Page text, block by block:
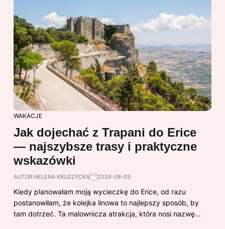
WAKACJE
Jak dojechać z Trapani do Erice
— najszybsze trasy i praktyczne
wskazówki
AUTOR:HELENA KRUSZYCKA 2026-08-03
Kiedy planowałam moją wycieczkę do Erice, od razu
postanowiłam, że kolejka linowa to najlepszy sposób, by
tam dotrzeć. Ta malownicza atrakcja, która nosi nazwę…